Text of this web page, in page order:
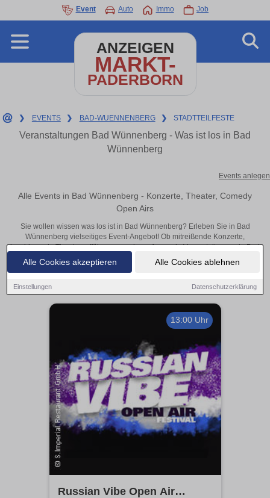
Alle Cookies akzeptieren Alle Cookies ablehnen
Einstellungen Datenschutzerklärung
Event Auto Immo Job
ANZEIGEN
MARKT-
PADERBORN
❯ EVENTS ❯ BAD-WUENNENBERG ❯ STADTTEILFESTE
Veranstaltungen Bad Wünnenberg - Was ist los in Bad
Wünnenberg
Events anlegen
Alle Events in Bad Wünnenberg - Konzerte, Theater, Comedy
Open Airs
Sie wollen wissen was los ist in Bad Wünnenberg? Erleben Sie in Bad
Wünnenberg vielseitiges Event-Angebot! Ob mitreißende Konzerte,
inspirierende Theateraufführungen oder aufregende Veranstaltungen in Bad
Wünnenberg – hier finden alles im Überblick und Tickets.
13:00 Uhr
Russian Vibe Open Air